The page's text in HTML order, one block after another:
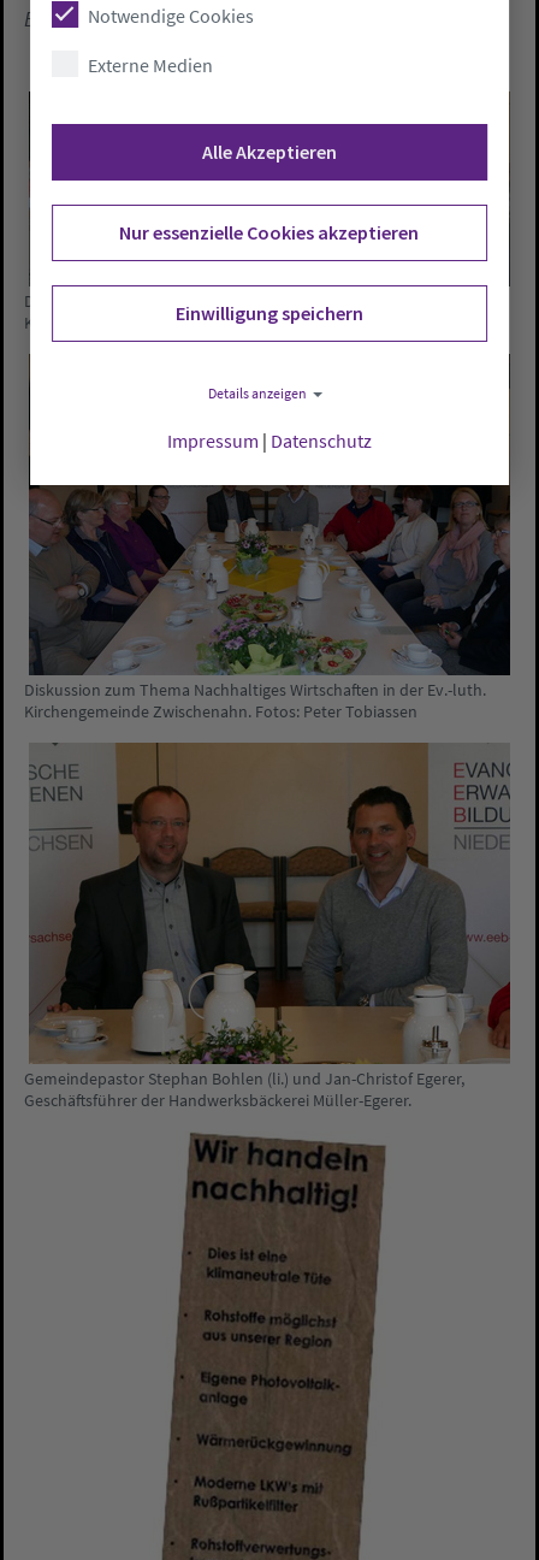
Bildungswerk Ammerland
Diskussion zum Thema Nachhaltiges Wirtschaften in der Ev.-luth.
Kirchengemeinde Zwischenahn. Fotos: Peter Tobiassen
Diskussion zum Thema Nachhaltiges Wirtschaften in der Ev.-luth.
Kirchengemeinde Zwischenahn. Fotos: Peter Tobiassen
Gemeindepastor Stephan Bohlen (li.) und Jan-Christof Egerer,
Geschäftsführer der Handwerksbäckerei Müller-Egerer.
Notwendige Cookies
Externe Medien
Alle Akzeptieren
Nur essenzielle Cookies akzeptieren
Einwilligung speichern
Details anzeigen
Impressum | Datenschutz